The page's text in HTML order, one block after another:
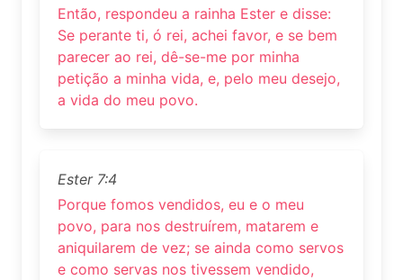
Então, respondeu a rainha Ester e disse:
Se perante ti, ó rei, achei favor, e se bem
parecer ao rei, dê-se-me por minha
petição a minha vida, e, pelo meu desejo,
a vida do meu povo.
Ester 7:4
Porque fomos vendidos, eu e o meu
povo, para nos destruírem, matarem e
aniquilarem de vez; se ainda como servos
e como servas nos tivessem vendido,